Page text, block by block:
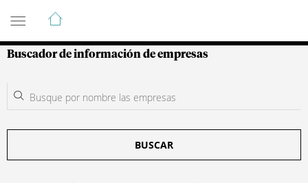
Guía de Empresas Colombianas
Buscador de información de empresas
BUSCAR